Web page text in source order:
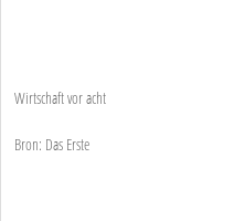
Wirtschaft vor acht
Bron: Das Erste